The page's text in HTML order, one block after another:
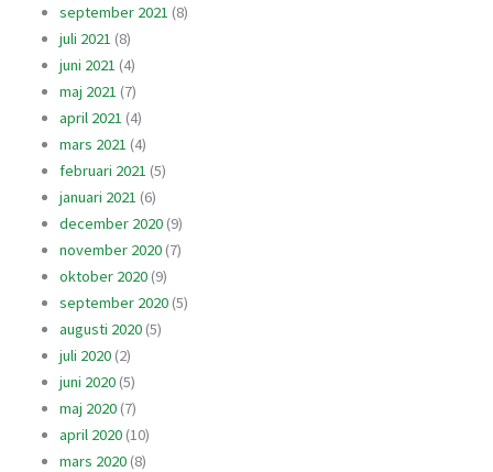
september 2021 (8)
juli 2021 (8)
juni 2021 (4)
maj 2021 (7)
april 2021 (4)
mars 2021 (4)
februari 2021 (5)
januari 2021 (6)
december 2020(9)
november 2020(7)
oktober 2020(9)
september 2020(5)
augusti 2020(5)
juli 2020(2)
juni 2020(5)
maj 2020(7)
april 2020(10)
mars 2020(8)